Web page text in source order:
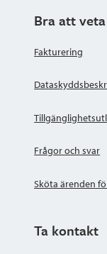
Bra att veta
Fakturering
Frågor och svar
Sköta ärenden
Ta kontakt